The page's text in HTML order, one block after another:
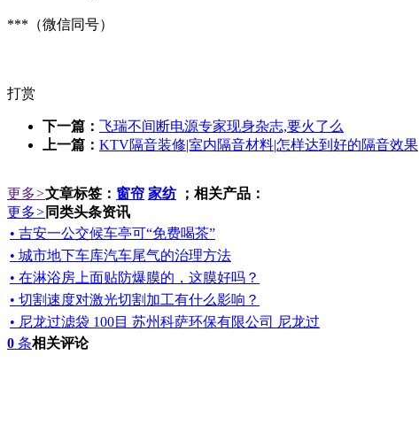
***（微信同号）
打赏
下一篇： 飞瑞不间断电源专家现身杂志,要火了么
上一篇： KTV隔音装修|室内隔音材料|怎样达到好的隔音效果
更多>文章标签： 窗帘 家纺；相关产品：
更多> 同类头条资讯
• 吉安一公交候车亭可“免费喝茶”
• 城市地下车库汽车尾气的治理方法
• 在淋浴房上面贴防爆膜的，这膜好吗？
• 切割速度对激光切割加工有什么影响？
• 尼龙过滤袋 100目 苏州科萨环保有限公司 尼龙过
0 条相关评论